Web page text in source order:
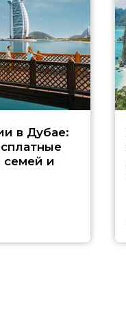
в Дубае:
и